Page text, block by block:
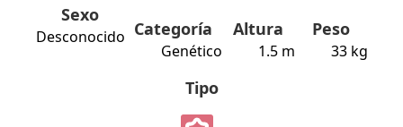
Sexo
Desconocido Categoría
Genético
Altura
1.5 m
Peso
33 kg
Tipo